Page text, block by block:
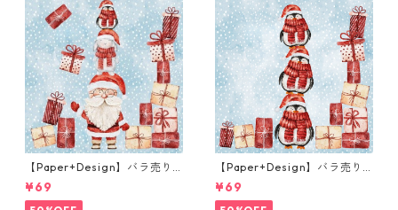
【Paper+Design】バラ売り2
枚 ランチサイズ ペーパーナプ
キン Santas helpers ライト
ブルー
¥69
【Paper+Design】バラ売り2
枚 カクテルサイズ ペーパーナ
プキン Santas helpers ライ
トブルー
¥69